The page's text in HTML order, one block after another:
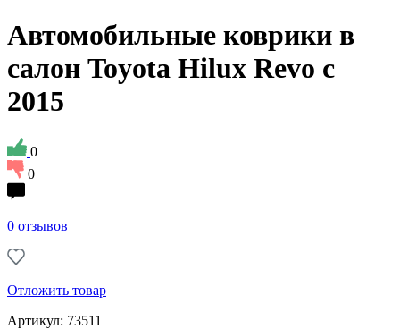
Автомобильные коврики в
салон Toyota Hilux Revo с
2015
0
0
0 отзывов
Отложить товар
Артикул: 73511